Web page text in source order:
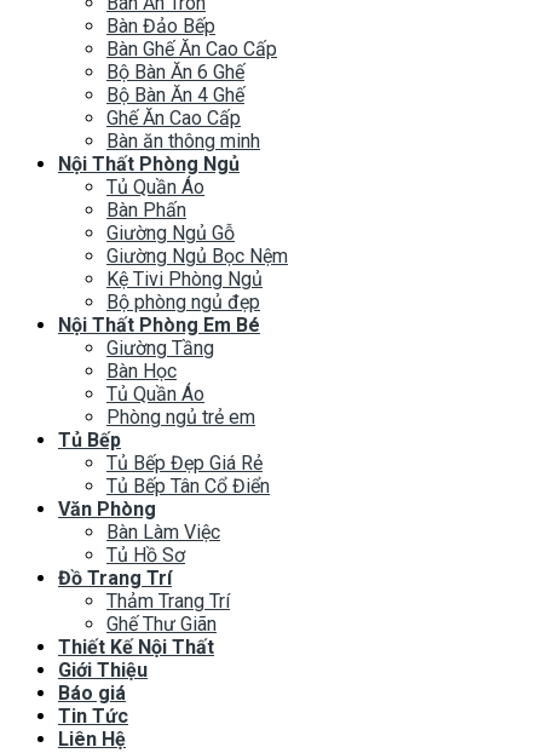
Bàn Đảo Bếp
Bàn Ghế Ăn Cao Cấp
Bộ Bàn Ăn 6 Ghế
Bộ Bàn Ăn 4 Ghế
Ghế Ăn Cao Cấp
Bàn ăn thông minh
Nội Thất Phòng Ngủ
Tủ Quần Áo
Bàn Phấn
Giường Ngủ Gỗ
Giường Ngủ Bọc Nệm
Kệ Tivi Phòng Ngủ
Bộ phòng ngủ đẹp
Nội Thất Phòng Em Bé
Giường Tầng
Bàn Học
Tủ Quần Áo
Phòng ngủ trẻ em
Tủ Bếp
Tủ Bếp Đẹp Giá Rẻ
Tủ Bếp Tân Cổ Điển
Văn Phòng
Bàn Làm Việc
Tủ Hồ Sơ
Đồ Trang Trí
Thảm Trang Trí
Ghế Thư Giãn
Thiết Kế Nội Thất
Giới Thiệu
Báo giá
Tin Tức
Liên Hệ